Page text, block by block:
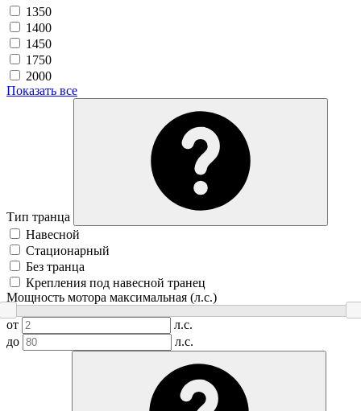
1350
1400
1450
1750
2000
Показать все
Тип транца
Навесной
Стационарный
Без транца
Крепления под навесной транец
Мощность мотора максимальная (л.с.)
от
л.с.
до
л.с.